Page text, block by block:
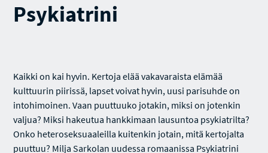
Psykiatrini
Kaikki on kai hyvin. Kertoja elää vakavaraista elämää
kulttuurin piirissä, lapset voivat hyvin, uusi parisuhde on
intohimoinen. Vaan puuttuuko jotakin, miksi on jotenkin
valjua? Miksi hakeutua hankkimaan lausuntoa psykiatrilta?
Onko heteroseksuaaleilla kuitenkin jotain, mitä kertojalta
puuttuu? Milja Sarkolan uudessa romaanissa Psykiatrini